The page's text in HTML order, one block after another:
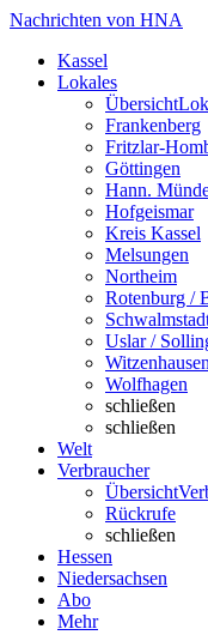
Nachrichten von HNA
Kassel
Lokales
Übersicht
Frankenberg
Fritzlar-
Göttingen
Hann.
Hofgeismar
Kreis Kassel
Melsungen
Northeim
Rotenburg /
Uslar /
Witzenhausen
Wolfhagen
schließen
schließen
Welt
Verbraucher
Übersicht
Rückrufe
schließen
Hessen
Niedersachsen
Abo
Mehr